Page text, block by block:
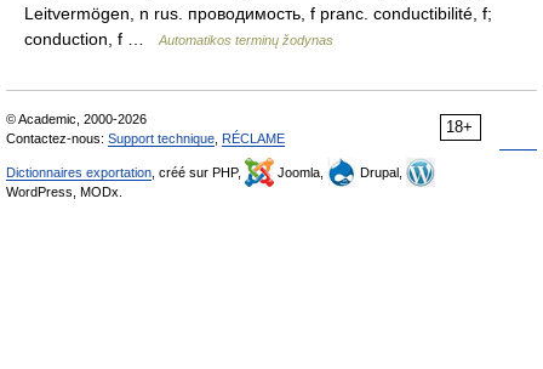
Leitvermögen, n rus. проводимость, f pranc. conductibilité, f;
conduction, f …Automatikos terminų žodynas
18+
© Academic, 2000-2026
Contactez-nous: Support technique RÉCLAME
Dictionnaires exportation , créé sur PHP, Joomla,
Drupal,
WordPress, MODx.